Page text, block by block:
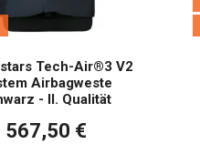
Tech-Air®3 V2
Airbagweste
- II. Qualität
567,50 €